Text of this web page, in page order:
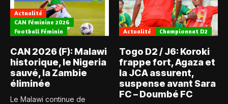
Actualité
CAN Féminine 2026
Football Féminin
CAN 2026 (F): Malawi
historique, le Nigeria
sauvé, la Zambie
éliminée
Le Malawi continue de
Actualité Championnat D2
Togo D2 / J6: Koroki
frappe fort, Agaza et
la JCA assurent,
suspense avant Sara
FC – Doumbé FC